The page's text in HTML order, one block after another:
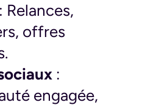
: Relances,
offres
:
engagée,